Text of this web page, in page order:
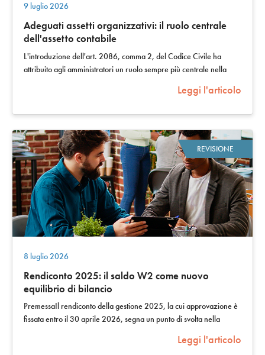
9 luglio 2026
Adeguati assetti organizzativi: il ruolo centrale
dell'assetto contabile
L'introduzione dell'art. 2086, comma 2, del Codice Civile ha
attribuito agli amministratori un ruolo sempre più centrale nella
Leggi l'articolo
REVISIONE
8 luglio 2026
Rendiconto 2025: il saldo W2 come nuovo
equilibrio di bilancio
PremessaIl rendiconto della gestione 2025, la cui approvazione è
fissata entro il 30 aprile 2026, segna un punto di svolta nella
Leggi l'articolo